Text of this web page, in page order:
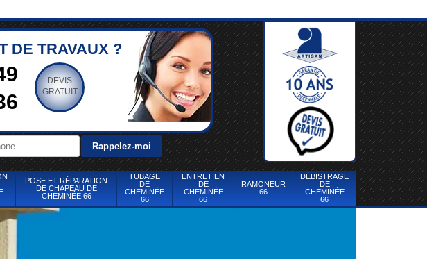
DE TRAVAUX ?
DEVIS
GRATUIT
POSE ET RÉPARATION
DE CHAPEAU DE
CHEMINÉE 66
TUBAGE
DE
CHEMINÉE
66
ENTRETIEN
DE
CHEMINÉE
66
RAMONEUR
66
DÉBISTRAGE
DE
CHEMINÉE
66